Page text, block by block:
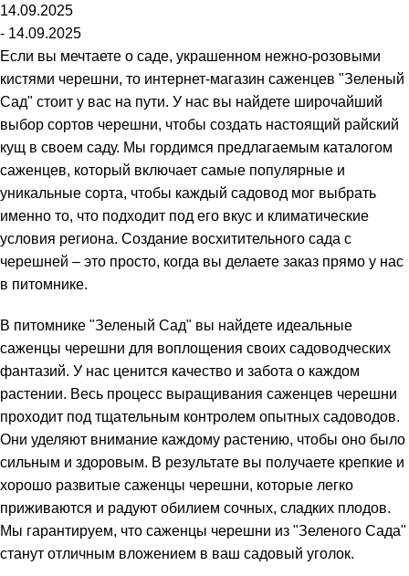
14.09.2025
- 14.09.2025
Если вы мечтаете о саде, украшенном нежно-розовыми
кистями черешни, то интернет-магазин саженцев "Зеленый
Сад" стоит у вас на пути. У нас вы найдете широчайший
выбор сортов черешни, чтобы создать настоящий райский
кущ в своем саду. Мы гордимся предлагаемым каталогом
саженцев, который включает самые популярные и
уникальные сорта, чтобы каждый садовод мог выбрать
именно то, что подходит под его вкус и климатические
условия региона. Создание восхитительного сада с
черешней – это просто, когда вы делаете заказ прямо у нас
в питомнике.
В питомнике "Зеленый Сад" вы найдете идеальные
саженцы черешни для воплощения своих садоводческих
фантазий. У нас ценится качество и забота о каждом
растении. Весь процесс выращивания саженцев черешни
проходит под тщательным контролем опытных садоводов.
Они уделяют внимание каждому растению, чтобы оно было
сильным и здоровым. В результате вы получаете крепкие и
хорошо развитые саженцы черешни, которые легко
приживаются и радуют обилием сочных, сладких плодов.
Мы гарантируем, что саженцы черешни из "Зеленого Сада"
станут отличным вложением в ваш садовый уголок.